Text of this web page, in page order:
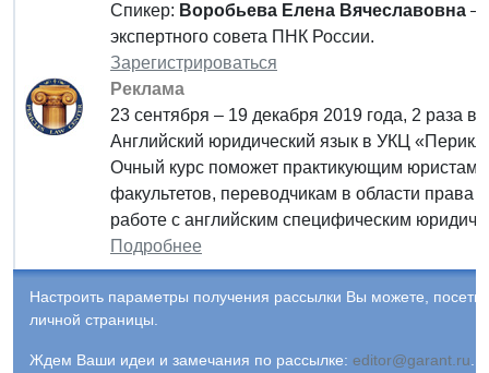
Спикер: Воробьева Елена Вячеславовна –
экспертного совета ПНК России.
Зарегистрироваться
Реклама
23 сентября – 19 декабря 2019 года, 2 раза в
Английский юридический язык в УКЦ
Очный курс поможет практикующим юристам,
факультетов, переводчикам в области
работе с английским специфическим
Подробнее
Настроить параметры получения рассылки Вы можете,
личной страницы.
Ждем Ваши идеи и замечания по рассылке: editor@garant.ru.